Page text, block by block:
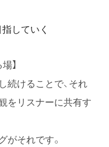
していく
】
続けることで、それ
をリスナーに共有す
がそれです。